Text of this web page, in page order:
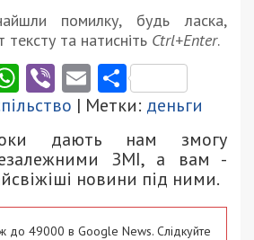
помилку, будь ласка,
тексту та натисніть Ctrl+Enter.
WhatsApp
ViberEmail
| Метки: деньги
дають нам змогу
ЗМІ, а вам -
новини під ними.
до 49000 в Google News. Слідкуйте